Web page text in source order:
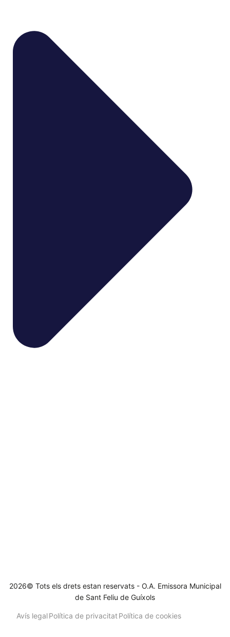
2026© Tots els drets estan reservats - O.A. Emissora Municipal
de Sant Feliu de Guíxols
Avís legalPolítica de privacitatPolítica de cookies